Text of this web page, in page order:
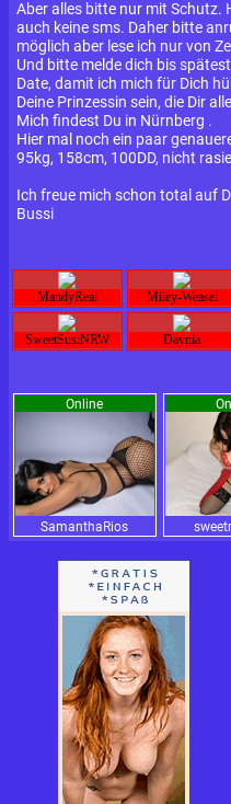
Aber alles bitte nur mit Schutz.
auch keine sms. Daher bitte
möglich aber lese ich nur von
Und bitte melde dich bis
Date, damit ich mich für Dich
Deine Prinzessin sein, die Dir
Mich findest Du in Nürnberg .
Hier mal noch ein paar
95kg, 158cm, 100DD, nicht
Ich freue mich schon total auf
Bussi
MandyReal Miley-Weasel
SweetSusiNRW Daynia
Online
SamanthaRios